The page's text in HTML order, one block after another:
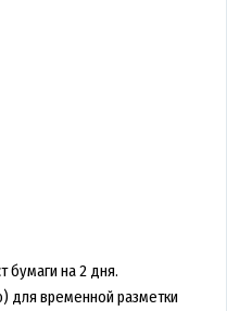
бумаги на 2 дня.
для временной разметки